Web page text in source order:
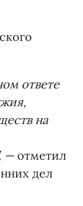
ответе
на
— отметил
дел